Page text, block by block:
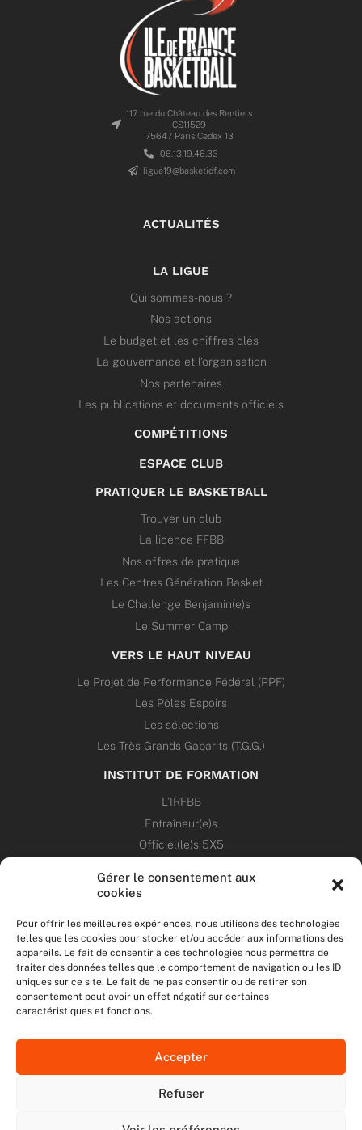
Gérer le consentement aux
cookies
Pour offrir les meilleures expériences, nous utilisons des technologies
telles que les cookies pour stocker et/ou accéder aux informations des
appareils. Le fait de consentir à ces technologies nous permettra de
traiter des données telles que le comportement de navigation ou les ID
uniques sur ce site. Le fait de ne pas consentir ou de retirer son
consentement peut avoir un effet négatif sur certaines
caractéristiques et fonctions.
Accepter
Refuser
117 rue du Château des Rentiers
CS11529
75647 Paris Cedex 13
06.13.19.46.33
ligue19@basketidf.com
ACTUALITÉS
LA LIGUE
Qui sommes-nous ?
Nos actions
Le budget et les chiffres clés
La gouvernance et l’organisation
Nos partenaires
Les publications et documents officiels
COMPÉTITIONS
ESPACE CLUB
PRATIQUER LE BASKETBALL
Trouver un club
La licence FFBB
Nos offres de pratique
Les Centres Génération Basket
Le Challenge Benjamin(e)s
Le Summer Camp
VERS LE HAUT NIVEAU
Le Projet de Performance Fédéral (PPF)
Les Pôles Espoirs
Les sélections
Les Très Grands Gabarits (T.G.G.)
INSTITUT DE FORMATION
L’IRFBB
Entraîneur(e)s
Officiel(le)s 5X5
ANNONCES
ÉVÉNEMENTS
NOS RÉSEAUX SOCIAUX
T
i
I
s
MENTIONS LÉGALES